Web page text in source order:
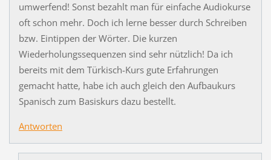
umwerfend! Sonst bezahlt man für einfache Audiokurse
oft schon mehr. Doch ich lerne besser durch Schreiben
bzw. Eintippen der Wörter. Die kurzen
Wiederholungssequenzen sind sehr nützlich! Da ich
bereits mit dem Türkisch-Kurs gute Erfahrungen
gemacht hatte, habe ich auch gleich den Aufbaukurs
Spanisch zum Basiskurs dazu bestellt.
Antworten